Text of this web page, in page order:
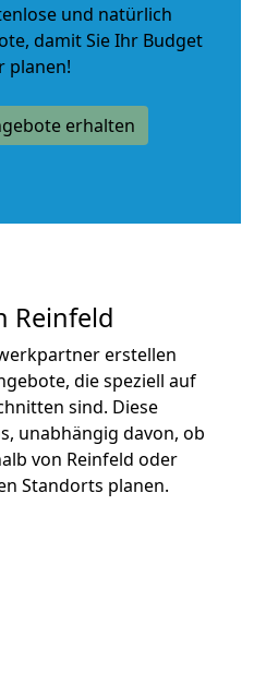
und natürlich
, damit Sie Ihr Budget
planen!
erhalten
Reinfeld
erstellen
die speziell auf
sind. Diese
unabhängig davon, ob
von Reinfeld oder
Standorts planen.